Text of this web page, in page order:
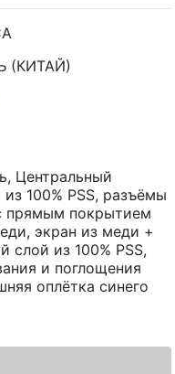
(КИТАЙ)
Центральный
100% PSS, разъёмы
прямым покрытием
экран из меди +
слой из 100% PSS,
и поглощения
оплётка синего